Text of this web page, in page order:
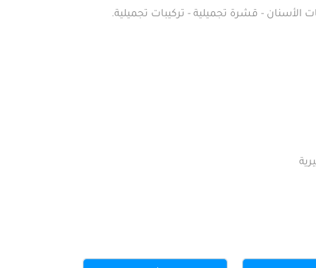
الأسنان - قشرة تجميلية - تركيبات تجميلية.